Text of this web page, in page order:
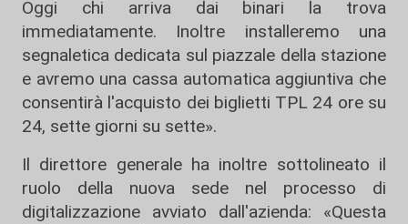
Oggi chi arriva dai binari la trova
immediatamente. Inoltre installeremo una
segnaletica dedicata sul piazzale della stazione
e avremo una cassa automatica aggiuntiva che
consentirà l'acquisto dei biglietti TPL 24 ore su
24, sette giorni su sette».
Il direttore generale ha inoltre sottolineato il
ruolo della nuova sede nel processo di
digitalizzazione avviato dall'azienda: «Questa